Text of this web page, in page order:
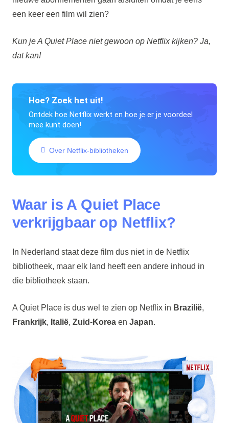
een keer een film wil zien?
Kun je A Quiet Place niet gewoon op Netflix kijken? Ja,
dat kan!
Hoe? Zoek het uit!
Ontdek hoe Netflix werkt en hoe je er je voordeel
mee kunt doen!
Over Netflix-bibliotheken
Waar is A Quiet Place
verkrijgbaar op Netflix?
In Nederland staat deze film dus niet in de Netflix
bibliotheek, maar elk land heeft een andere inhoud in
die bibliotheek staan.
A Quiet Place is dus wel te zien op Netflix in Brazilië,
Frankrijk, Italië, Zuid-Koreaen Japan.